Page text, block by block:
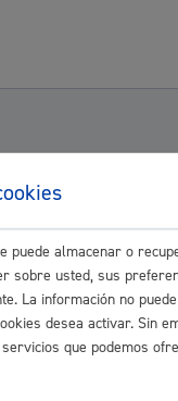
en
puede almacenar o
sobre usted, sus
La información no
desea activar. Sin
que podemos